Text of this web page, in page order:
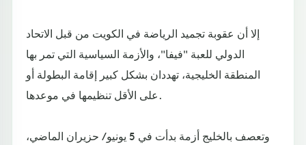
إلا أن عقوبة تجميد الرياضة في الكويت من قبل الاتحاد
الدولي للعبة "فيفا"، والأزمة السياسية التي تمر بها
المنطقة الخليجية، تهددان بشكل كبير إقامة البطولة أو
على الأقل تنظيمها في موعدها.
وتعصف بالخليج أزمة بدأت في 5 يونيو / حزيران الماضي،